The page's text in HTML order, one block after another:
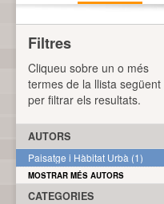
Filtres
Cliqueu sobre un o més
termes de la llista següent
per filtrar els resultats.
AUTORS
Paisatge i Hàbitat Urbà (1)
MOSTRAR MÉS AUTORS
CATEGORIES